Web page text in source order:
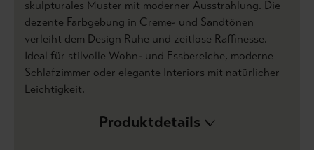
skulpturales Muster mit moderner Ausstrahlung. Die
dezente Farbgebung in Creme- und Sandtönen
verleiht dem Design Ruhe und zeitlose Raffinesse.
Ideal für stilvolle Wohn- und Essbereiche, moderne
Schlafzimmer oder elegante Interiors mit natürlicher
Leichtigkeit.
Produktdetails